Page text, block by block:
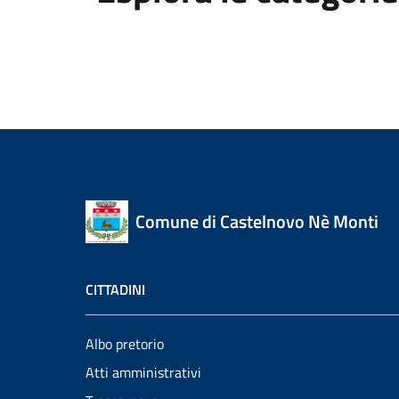
Comune di Castelnovo Nè Monti
CITTADINI
Albo pretorio
Atti amministrativi